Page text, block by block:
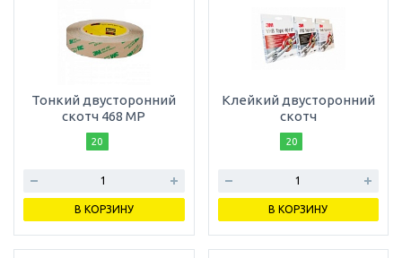
Тонкий двусторонний
скотч 468 МР
20
В КОРЗИНУ
Клейкий двусторонний
скотч
20
В КОРЗИНУ